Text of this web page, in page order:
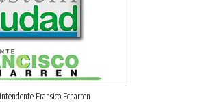
Fransico Echarren